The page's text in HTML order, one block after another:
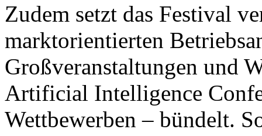
Zudem setzt das Festival
marktorientierten
Großveranstaltungen und
Artificial Intelligence
Wettbewerben – bündelt.